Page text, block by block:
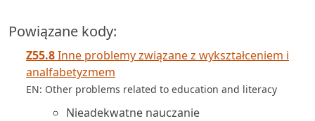
Powiązane kody:
Z55.8Inne problemy związane z wykształceniem i
analfabetyzmem
EN: Other problems related to education and literacy
Nieadekwatne nauczanie